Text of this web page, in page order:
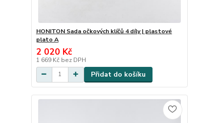
HONITON Sada očkových klíčů 4 díly | plastové
plato A
2 020 Kč
1 669 Kč bez DPH
Přidat do košíku